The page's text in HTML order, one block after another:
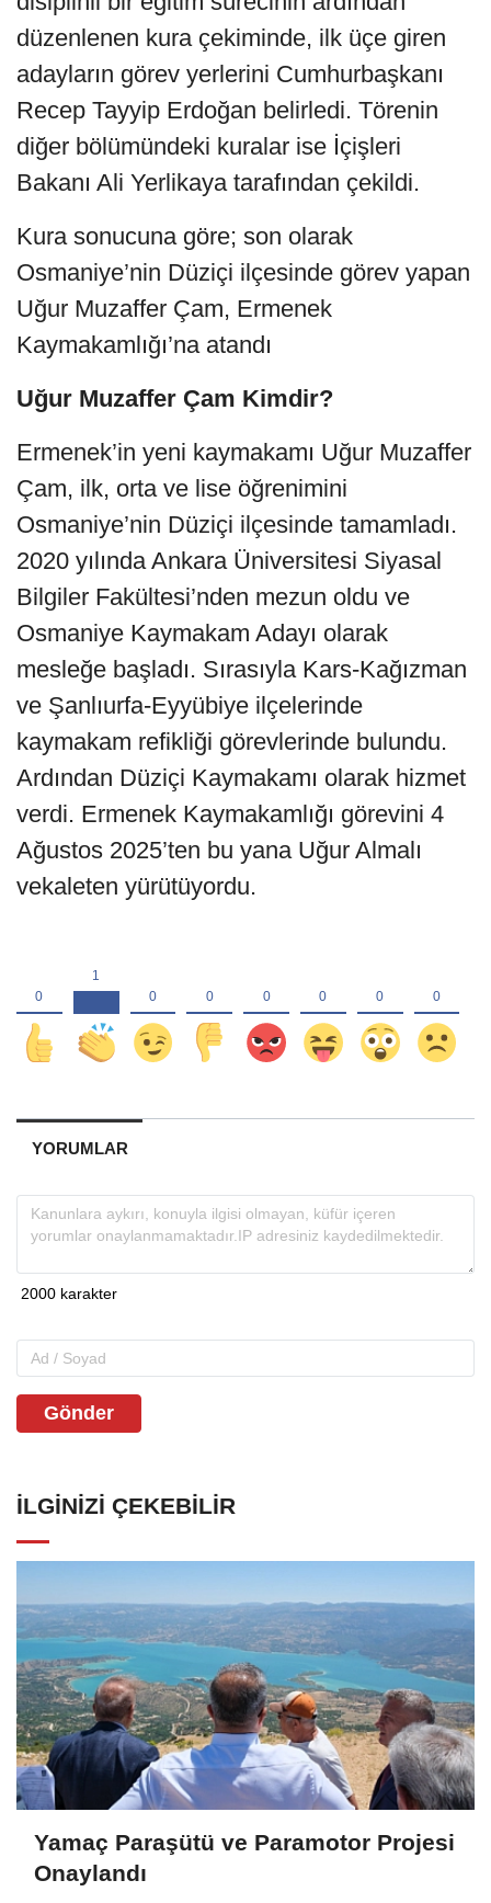
düzenlenen kura çekiminde, ilk üçe giren
adayların görev yerlerini Cumhurbaşkanı
Recep Tayyip Erdoğan belirledi. Törenin
diğer bölümündeki kuralar ise İçişleri
Bakanı Ali Yerlikaya tarafından çekildi.
Kura sonucuna göre; son olarak
Osmaniye’nin Düziçi ilçesinde görev yapan
Uğur Muzaffer Çam, Ermenek
Kaymakamlığı’na atandı
Uğur Muzaffer Çam Kimdir?
Ermenek’in yeni kaymakamı Uğur Muzaffer
Çam, ilk, orta ve lise öğrenimini
Osmaniye’nin Düziçi ilçesinde tamamladı.
2020 yılında Ankara Üniversitesi Siyasal
Bilgiler Fakültesi’nden mezun oldu ve
Osmaniye Kaymakam Adayı olarak
mesleğe başladı. Sırasıyla Kars-Kağızman
ve Şanlıurfa-Eyyübiye ilçelerinde
kaymakam refikliği görevlerinde bulundu.
Ardından Düziçi Kaymakamı olarak hizmet
verdi. Ermenek Kaymakamlığı görevini 4
Ağustos 2025’ten bu yana Uğur Almalı
vekaleten yürütüyordu.
YORUMLAR
Gönder
İLGINIZI ÇEKEBILIR
Yamaç Paraşütü ve Paramotor Projesi
Onaylandı